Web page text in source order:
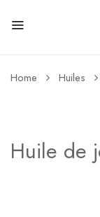
Home Huiles
Huile de